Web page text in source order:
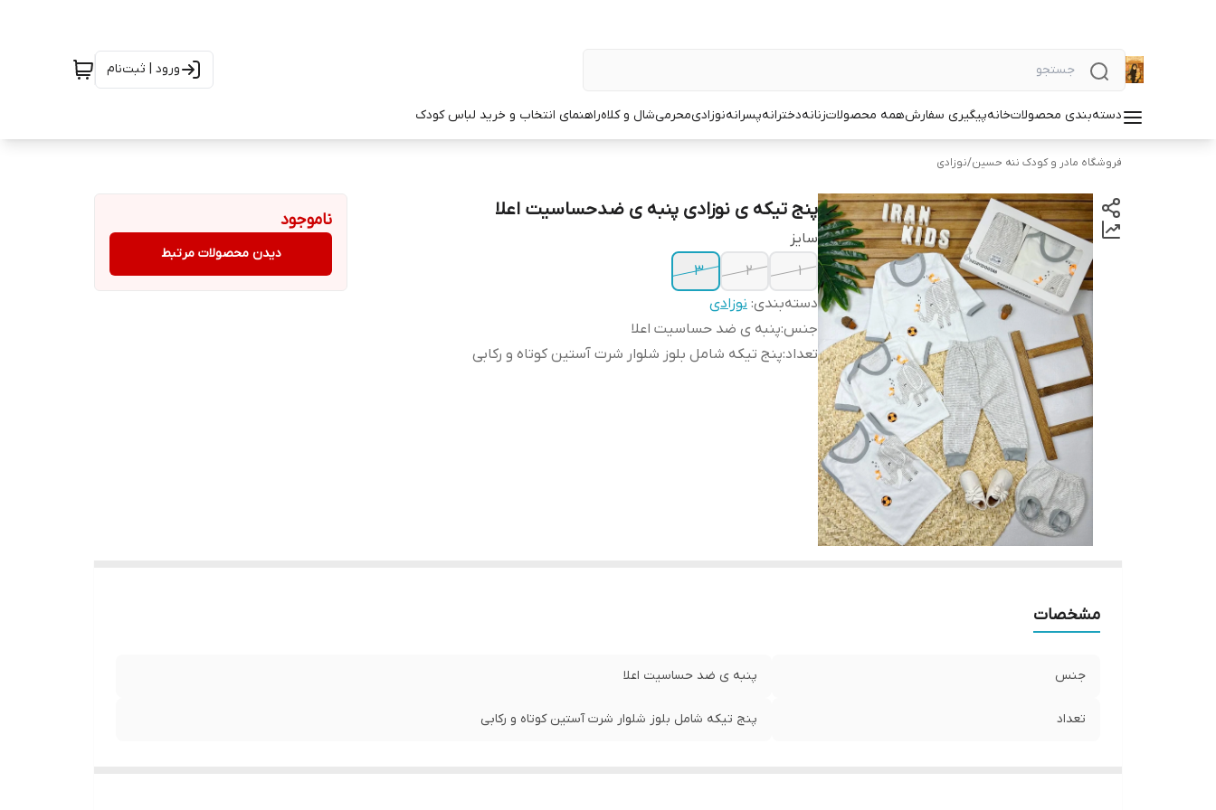
ورود | ثبت‌نام
دسته‌بندی محصولاتخانهپیگیری سفارشهمه محصولاتزنانهدخترانهپسرانهنوزادیمحرمیشال و کلاهراهنمای انتخاب و خرید لباس کودک
فروشگاه مادر و کودک ننه حسین/نوزادی
پنج تیکه ی نوزادی پنبه ی ضدحساسیت اعلا
سایز
۱
۲
۳
دسته‌بندی: نوزادی
جنس:پنبه ی ضد حساسیت اعلا
تعداد:پنج تیکه شامل بلوز شلوار شرت آستین کوتاه و رکابی
ناموجود
دیدن محصولات مرتبط
مشخصات
جنس پنبه ی ضد حساسیت اعلا
تعداد پنج تیکه شامل بلوز شلوار شرت آستین کوتاه و رکابی